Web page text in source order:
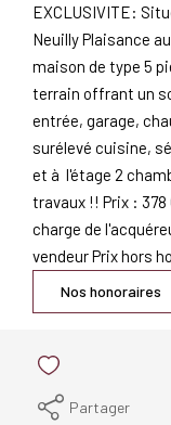
EXCLUSIVITE:
Neuilly Plaisance
maison de type 5
terrain offrant un
entrée, garage,
surélevé cuisine,
et à l'étage 2
travaux !! Prix :
charge de
vendeur Prix hors
Nos honoraires
Partager